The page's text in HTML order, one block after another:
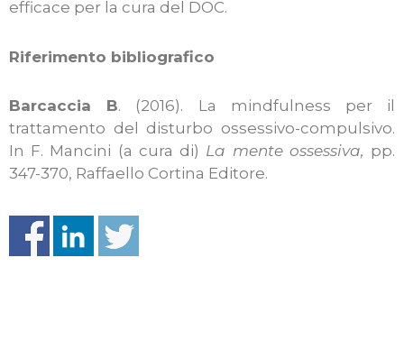
efficace per la cura del DOC.
Riferimento bibliografico
Barcaccia B. (2016). La mindfulness per il
trattamento del disturbo ossessivo-compulsivo.
In F. Mancini (a cura di) La mente ossessiva, pp.
347-370, Raffaello Cortina Editore.